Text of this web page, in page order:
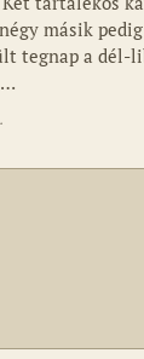
másik
tegnap a dél-